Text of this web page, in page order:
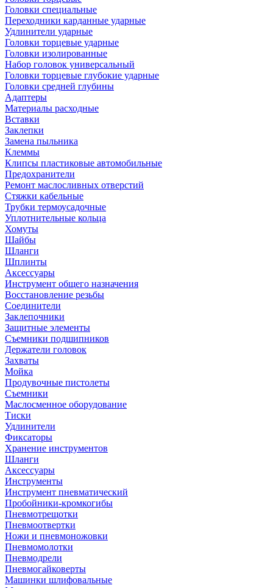
Головки специальные
Переходники карданные ударные
Удлинители ударные
Головки торцевые ударные
Головки изолированные
Набор головок универсальный
Головки торцевые глубокие ударные
Головки средней глубины
Адаптеры
Материалы расходные
Вставки
Заклепки
Замена пыльника
Клеммы
Клипсы пластиковые автомобильные
Предохранители
Ремонт маслосливных отверстий
Стяжки кабельные
Трубки термоусадочные
Уплотнительные кольца
Хомуты
Шайбы
Шланги
Шплинты
Аксессуары
Инструмент общего назначения
Восстановление резьбы
Соединители
Заклепочники
Защитные элементы
Съемники подшипников
Держатели головок
Захваты
Мойка
Продувочные пистолеты
Съемники
Маслосменное оборудование
Тиски
Удлинители
Фиксаторы
Хранение инструментов
Шланги
Аксессуары
Инструменты
Инструмент пневматический
Пробойники-кромкогибы
Пневмотрещотки
Пневмоотвертки
Ножи и пневмоножовки
Пневмомолотки
Пневмодрели
Пневмогайковерты
Машинки шлифовальные